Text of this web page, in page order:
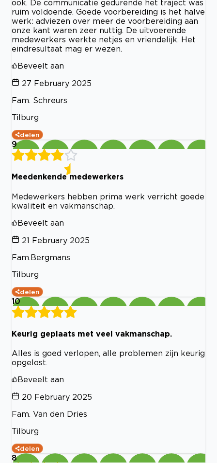
ook. De communicatie gedurende het traject was
ruim voldoende. Goede voorbereiding is het halve
werk: adviezen over meer de voorbereiding aan
onze kant waren zeer nuttig. De uitvoerende
medewerkers werkte netjes en vriendelijk. Het
eindresultaat mag er wezen.
Beveelt aan
27 February 2025
Fam. Schreurs
Tilburg
delen
9
Meedenkende medewerkers
Medewerkers hebben prima werk verricht goede
kwaliteit en vakmanschap.
Beveelt aan
21 February 2025
Fam.Bergmans
Tilburg
delen
10
Keurig geplaats met veel vakmanschap.
Alles is goed verlopen, alle problemen zijn keurig
opgelost.
Beveelt aan
20 February 2025
Fam. Van den Dries
Tilburg
delen
8